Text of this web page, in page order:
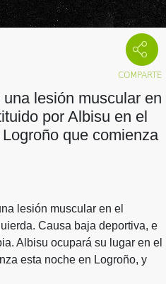
lesión muscular en
por Albisu en el
que comienza
lesión muscular en el
Causa baja deportiva, e
Albisu ocupará su lugar en el
esta noche en Logroño, y